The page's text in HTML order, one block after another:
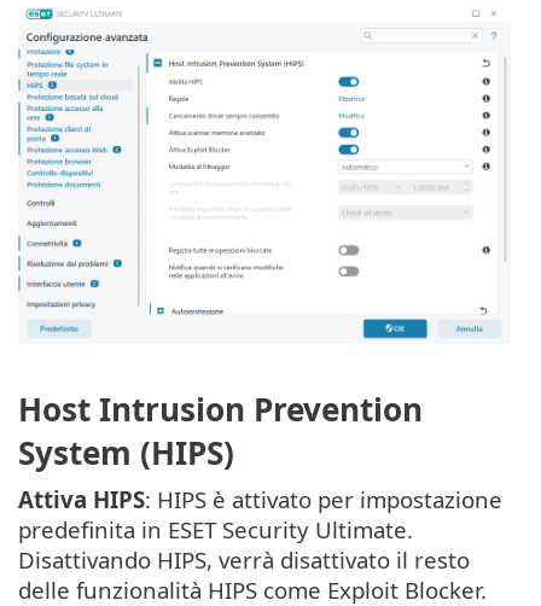
Host Intrusion Prevention
System (HIPS)
Attiva HIPS: HIPS è attivato per impostazione
predefinita in ESET Security Ultimate.
Disattivando HIPS, verrà disattivato il resto
delle funzionalità HIPS come Exploit Blocker.